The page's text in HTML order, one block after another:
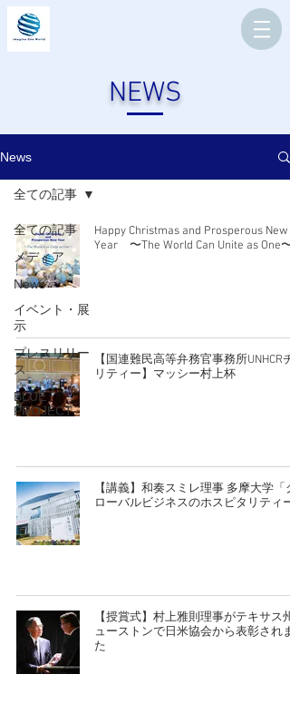
NEWS
News
全ての記事
メディア
News
イベント・展
示
プレスリリー
ス
BLUE
PROJECT
全ての記事
Happy Christmas and Prosperous New
Year 〜The World Can Unite as One〜
【国連難民高等弁務官事務所UNHCR
リティー】マッシー村上杯
【講義】和奏スミレ理事 多摩大学「グ
ローバルビジネスのホスピタリティ
【授賞式】村上雅則理事がテキサス
ューストンで日米協会から表彰され
た